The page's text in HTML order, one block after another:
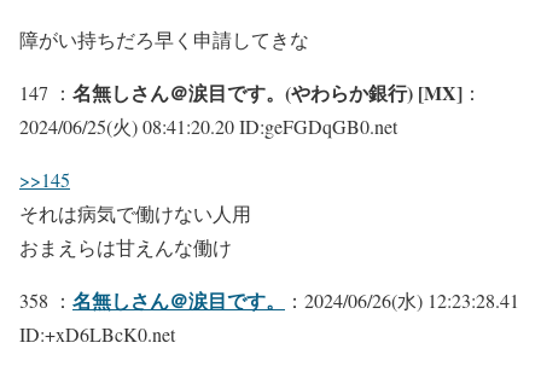
障がい持ちだろ早く申請してきな
147 ： 名無しさん＠涙目です。(やわらか銀行) [MX] ：
2024/06/25(火) 08:41:20.20 ID:geFGDqGB0.net
>>145
それは病気で働けない人用
おまえらは甘えんな働け
358 ： 名無しさん＠涙目です。
：2024/06/26(水) 12:23:28.41
ID:+xD6LBcK0.net